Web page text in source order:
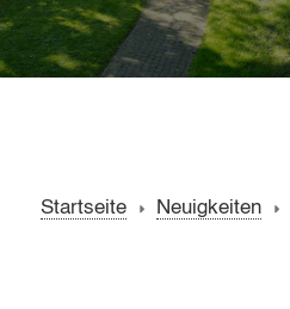
Startseite Neuigkeiten